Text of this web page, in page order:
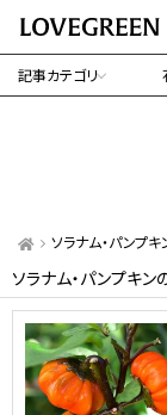
記事カテゴリ
ソラナム・パンプキ
ソラナム・パンプキン